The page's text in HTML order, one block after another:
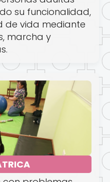
su funcionalidad,
de vida mediante
marcha y